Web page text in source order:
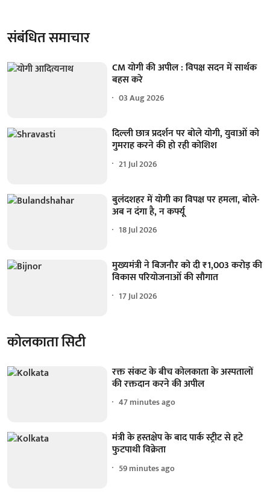
संबंधित समाचार
CM योगी की अपील : विपक्ष सदन में सार्थक
बहस करे
03 Aug 2026
दिल्ली छात्र प्रदर्शन पर बोले योगी, युवाओं को
गुमराह करने की हो रही कोशिश
21 Jul 2026
बुलंदशहर में योगी का विपक्ष पर हमला, बोले-
अब न दंगा है, न कर्फ्यू
18 Jul 2026
मुख्यमंत्री ने बिजनौर को दी ₹1,003 करोड़ की
विकास परियोजनाओं की सौगात
17 Jul 2026
कोलकाता सिटी
रक्त संकट के बीच कोलकाता के अस्पतालों
की रक्तदान करने की अपील
47 minutes ago
मंत्री के हस्तक्षेप के बाद पार्क स्ट्रीट से हटे
फुटपाथी विक्रेता
59 minutes ago